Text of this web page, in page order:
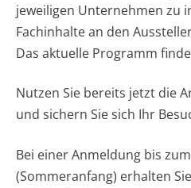
jeweiligen Unternehmen zu
Fachinhalte an den
Das aktuelle Programm
Nutzen Sie bereits jetzt die
und sichern Sie sich Ihr
Bei einer Anmeldung bis
(Sommeranfang) erhalten